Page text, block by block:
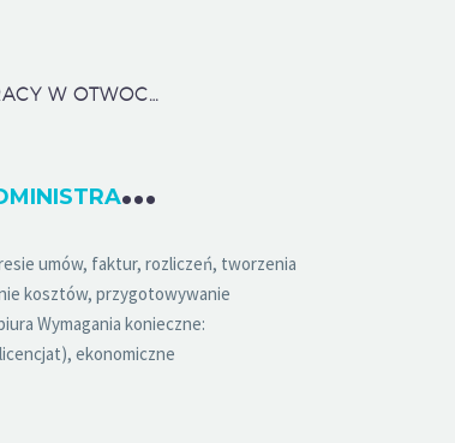
POWIATOWY URZĄD PRACY W OTWOCKU
A
SYSTENTKA DS. ADMINISTRACYJNO-BIUROWYCH (K/M)
umów, faktur, rozliczeń, tworzenia
kosztów, przygotowywanie
Wymagania konieczne:
ekonomiczne